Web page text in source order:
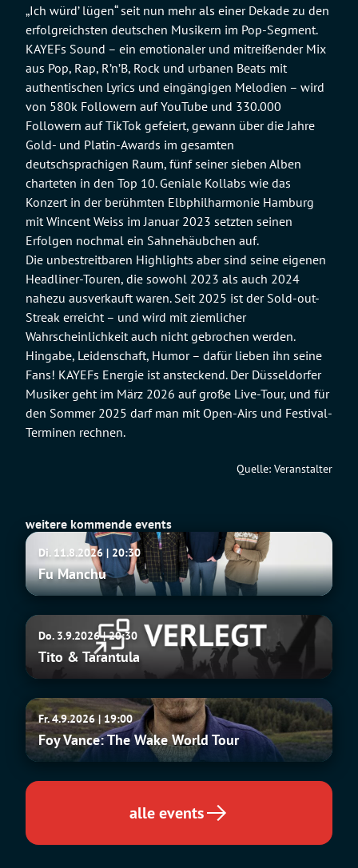
„Ich würd’ lügen“ seit nun mehr als einer Dekade zu den
erfolgreichsten deutschen Musikern im Pop-Segment.
KAYEFs Sound – ein emotionaler und mitreißender Mix
aus Pop, Rap, R’n’B, Rock und urbanen Beats mit
authentischen Lyrics und eingängigen Melodien – wird
von 580k Followern auf YouTube und 330.000
Followern auf TikTok gefeiert, gewann über die Jahre
Gold- und Platin-Awards im gesamten
deutschsprachigen Raum, fünf seiner sieben Alben
charteten in den Top 10. Geniale Kollabs wie das
Konzert in der berühmten Elbphilharmonie Hamburg
mit Wincent Weiss im Januar 2023 setzten seinen
Erfolgen nochmal ein Sahnehäubchen auf.
Die unbestreitbaren Highlights aber sind seine eigenen
Headliner-Touren, die sowohl 2023 als auch 2024
nahezu ausverkauft waren. Seit 2025 ist der Sold-out-
Streak erreicht – und wird mit ziemlicher
Wahrscheinlichkeit auch nicht gebrochen werden.
Hingabe, Leidenschaft, Humor – dafür lieben ihn seine
Fans! KAYEFs Energie ist ansteckend. Der Düsseldorfer
Musiker geht im März 2026 auf große Live-Tour, und für
den Sommer 2025 darf man mit Open-Airs und Festival-
Terminen rechnen.
Quelle: Veranstalter
weitere kommende events
Fu
Manchu
Di. 11.8.2026 | 20:30
Fu Manchu
Tito
Tarantula
Do. 3.9.2026 | 20:30
Tito & Tarantula
Foy
Vance:
The
Wake
World
Fr. 4.9.2026 | 19:00
Foy Vance: The Wake World Tour
alle events